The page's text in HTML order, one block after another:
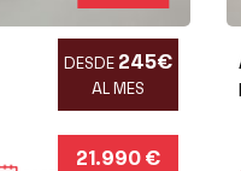
DESDE 245€
AL MES
21.990 €